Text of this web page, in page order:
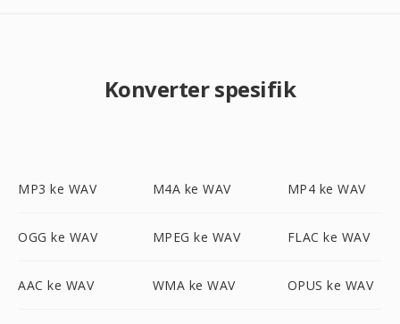
Konverter spesifik
MP3 ke WAV M4A ke WAV MP4 ke WAV
OGG ke WAV MPEG ke WAV FLAC ke WAV
AAC ke WAV WMA ke WAV OPUS ke WAV